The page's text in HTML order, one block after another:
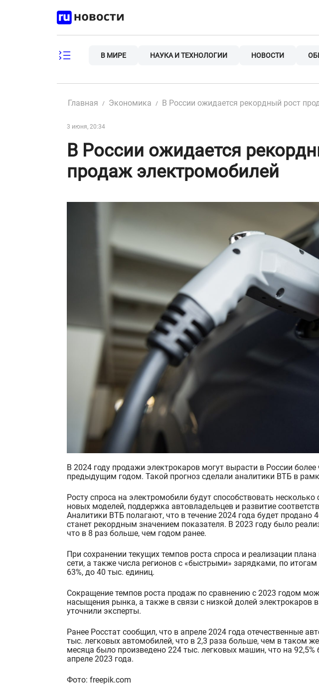
В МИРЕ НАУКА И ТЕХНОЛОГИИ НОВОСТИ
Главная Экономика В России ожидается рекордный рост
3 июня, 20:34
В России ожидается
продаж электромобилей
В 2024 году продажи электрокаров могут вырасти в России более чем 60% по сравнению с
предыдущим годом. Такой прогноз сделали аналитики ВТБ в
Росту спроса на электромобили будут способствовать
новых моделей, поддержка автовладельцев и развитие
Аналитики ВТБ полагают, что в течение 2024 года будет продано
станет рекордным значением показателя. В 2023 году было
что в 8 раз больше, чем годом ранее.
При сохранении текущих темпов роста спроса и реализации
сети, а также числа регионов с «быстрыми» зарядками, по
63%, до 40 тыс. единиц.
Сокращение темпов роста продаж по сравнению с 2023 годом
насыщения рынка, а также в связи с низкой долей электрокаров
уточнили эксперты.
Ранее Росстат сообщил, что в апреле 2024 года отечественные
тыс. легковых автомобилей, что в 2,3 раза больше, чем в таком
месяца было произведено 224 тыс. легковых машин, что на 92,5%
апреле 2023 года.
Фото: freepik.com